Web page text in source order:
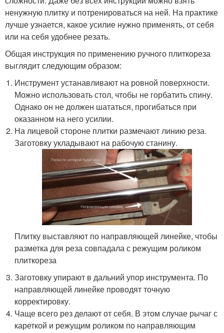
ненужную плитку и потренироваться на ней. На практике
лучше узнается, какое усилие нужно применять, от себя
или на себя удобнее резать.
Общая инструкция по применению ручного плиткореза
выглядит следующим образом:
Инструмент устанавливают на ровной поверхности.
Можно использовать стол, чтобы не горбатить спину.
Однако он не должен шататься, прогибаться при
оказанном на него усилии.
На лицевой стороне плитки размечают линию реза.
Заготовку укладывают на рабочую станину.
Плитку выставляют по направляющей линейке, чтобы
разметка для реза совпадала с режущим роликом
плиткореза
Заготовку упирают в дальний упор инструмента. По
направляющей линейке проводят точную
корректировку.
Чаще всего рез делают от себя. В этом случае рычаг с
кареткой и режущим роликом по направляющим